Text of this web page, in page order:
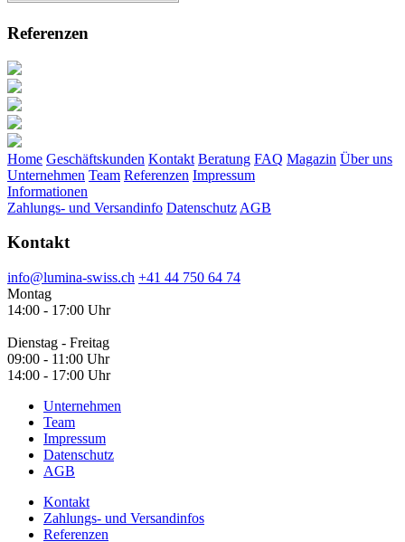
Referenzen
Home Geschäftskunden Kontakt Beratung FAQ Magazin Über uns
Unternehmen Team Referenzen Impressum
Informationen
Zahlungs- und Versandinfo Datenschutz AGB
Kontakt
info@lumina-swiss.ch +41 44 750 64 74
Montag
14:00 - 17:00 Uhr
Dienstag - Freitag
09:00 - 11:00 Uhr
14:00 - 17:00 Uhr
Unternehmen
Team
Impressum
Datenschutz
AGB
Kontakt
Zahlungs- und Versandinfos
Referenzen